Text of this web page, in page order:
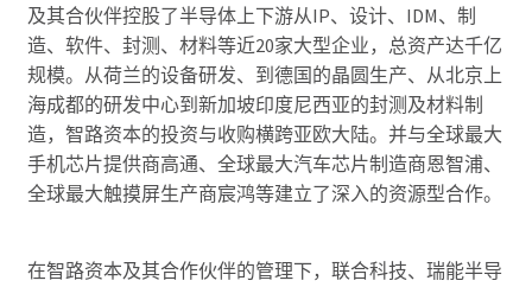
及其合伙伴控股了半导体上下游从IP、设计、IDM、制
造、软件、封测、材料等近20家大型企业，总资产达千亿
规模。从荷兰的设备研发、到德国的晶圆生产、从北京上
海成都的研发中心到新加坡印度尼西亚的封测及材料制
造，智路资本的投资与收购横跨亚欧大陆。并与全球最大
手机芯片提供商高通、全球最大汽车芯片制造商恩智浦、
全球最大触摸屏生产商宸鸿等建立了深入的资源型合作。
在智路资本及其合作伙伴的管理下，联合科技、瑞能半导